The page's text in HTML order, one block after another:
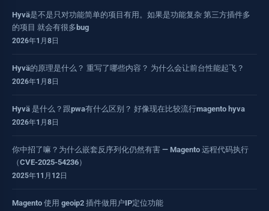
Hyvä是不是只对功能简单的项目有用。如果是功能复杂 第三方插件多
的项目 就会有很多bug
2026年1月8日
Hyvä的原理是什么？ 重写了哪些内容？ 为什么会让前台性能起飞？
2026年1月8日
Hyvä 是什么？跟pwa有什么区别？ 好像现在比较流行magento hyva
2026年1月8日
你中招了嘛？为什么嵌套反序列化仍然有害 — Magento 远程代码执行
（CVE-2025-54236）
2025年11月12日
Magento 使用 geoip2 插件做用户IP定位功能